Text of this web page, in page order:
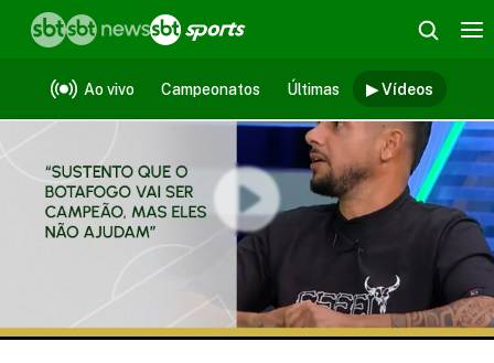
Ao vivo Campeonatos Últimas ▶ Vídeos
Vídeos